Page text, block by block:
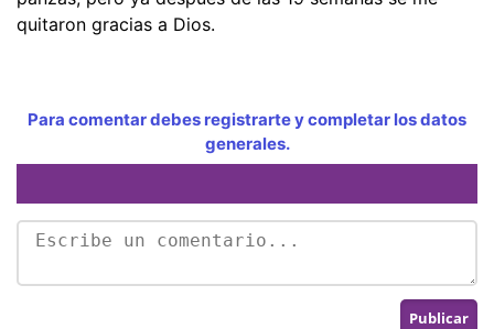
quitaron gracias a Dios.
Para comentar debes registrarte y completar los datos
generales.